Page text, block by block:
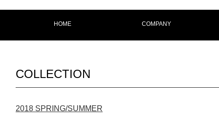
HOME COMPANY
COLLECTION
2018 SPRING/SUMMER